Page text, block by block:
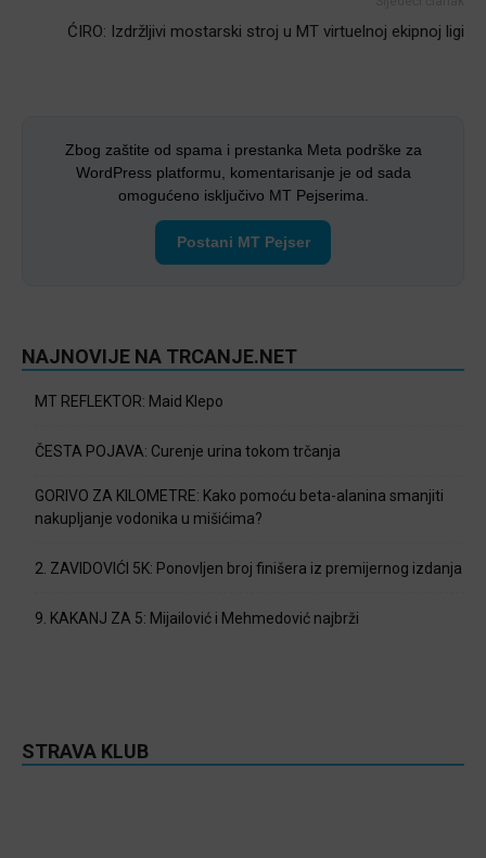
ĆIRO: Izdržljivi mostarski stroj u MT virtuelnoj ekipnoj ligi
Zbog zaštite od spama i prestanka Meta podrške za
WordPress platformu, komentarisanje je od sada
omogućeno isključivo MT Pejserima.
Postani MT Pejser
NAJNOVIJE NA TRCANJE.NET
MT REFLEKTOR: Maid Klepo
ČESTA POJAVA: Curenje urina tokom trčanja
GORIVO ZA KILOMETRE: Kako pomoću beta-alanina smanjiti
nakupljanje vodonika u mišićima?
2. ZAVIDOVIĆI 5K: Ponovljen broj finišera iz premijernog izdanja
9. KAKANJ ZA 5: Mijailović i Mehmedović najbrži
STRAVA KLUB